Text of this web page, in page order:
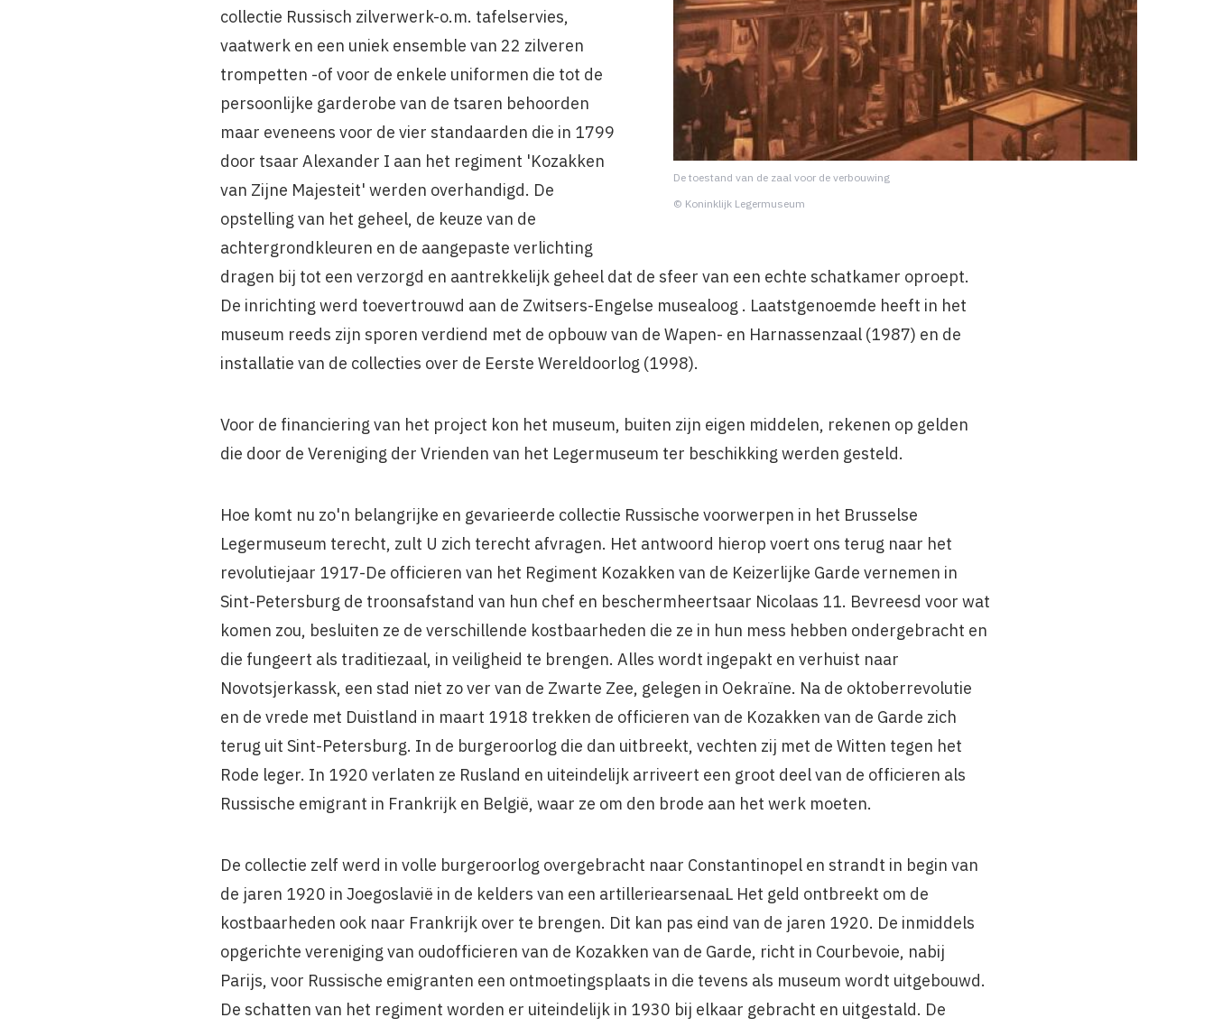
De toestand van de zaal voor de verbouwing
© Koninklijk Legermuseum
collectie Russisch zilverwerk-o.m. tafelservies,
vaatwerk en een uniek ensemble van 22 zilveren
trompetten -of voor de enkele uniformen die tot de
persoonlijke garderobe van de tsaren behoorden
maar eveneens voor de vier standaarden die in 1799
door tsaar Alexander I aan het regiment 'Kozakken
van Zijne Majesteit' werden overhandigd. De
opstelling van het geheel, de keuze van de
achtergrondkleuren en de aangepaste verlichting
dragen bij tot een verzorgd en aantrekkelijk geheel dat de sfeer van een echte schatkamer oproept.
De inrichting werd toevertrouwd aan de Zwitsers-Engelse musealoog . Laatstgenoemde heeft in het
museum reeds zijn sporen verdiend met de opbouw van de Wapen- en Harnassenzaal (1987) en de
installatie van de collecties over de Eerste Wereldoorlog (1998).
Voor de financiering van het project kon het museum, buiten zijn eigen middelen, rekenen op gelden
die door de Vereniging der Vrienden van het Legermuseum ter beschikking werden gesteld.
Hoe komt nu zo'n belangrijke en gevarieerde collectie Russische voorwerpen in het Brusselse
Legermuseum terecht, zult U zich terecht afvragen. Het antwoord hierop voert ons terug naar het
revolutiejaar 1917-De officieren van het Regiment Kozakken van de Keizerlijke Garde vernemen in
Sint-Petersburg de troonsafstand van hun chef en beschermheertsaar Nicolaas 11. Bevreesd voor wat
komen zou, besluiten ze de verschillende kostbaarheden die ze in hun mess hebben ondergebracht en
die fungeert als traditiezaal, in veiligheid te brengen. Alles wordt ingepakt en verhuist naar
Novotsjerkassk, een stad niet zo ver van de Zwarte Zee, gelegen in Oekraïne. Na de oktoberrevolutie
en de vrede met Duistland in maart 1918 trekken de officieren van de Kozakken van de Garde zich
terug uit Sint-Petersburg. In de burgeroorlog die dan uitbreekt, vechten zij met de Witten tegen het
Rode leger. In 1920 verlaten ze Rusland en uiteindelijk arriveert een groot deel van de officieren als
Russische emigrant in Frankrijk en België, waar ze om den brode aan het werk moeten.
De collectie zelf werd in volle burgeroorlog overgebracht naar Constantinopel en strandt in begin van
de jaren 1920 in Joegoslavië in de kelders van een artilleriearsenaaL Het geld ontbreekt om de
kostbaarheden ook naar Frankrijk over te brengen. Dit kan pas eind van de jaren 1920. De inmiddels
opgerichte vereniging van oudofficieren van de Kozakken van de Garde, richt in Courbevoie, nabij
Parijs, voor Russische emigranten een ontmoetingsplaats in die tevens als museum wordt uitgebouwd.
De schatten van het regiment worden er uiteindelijk in 1930 bij elkaar gebracht en uitgestald. De